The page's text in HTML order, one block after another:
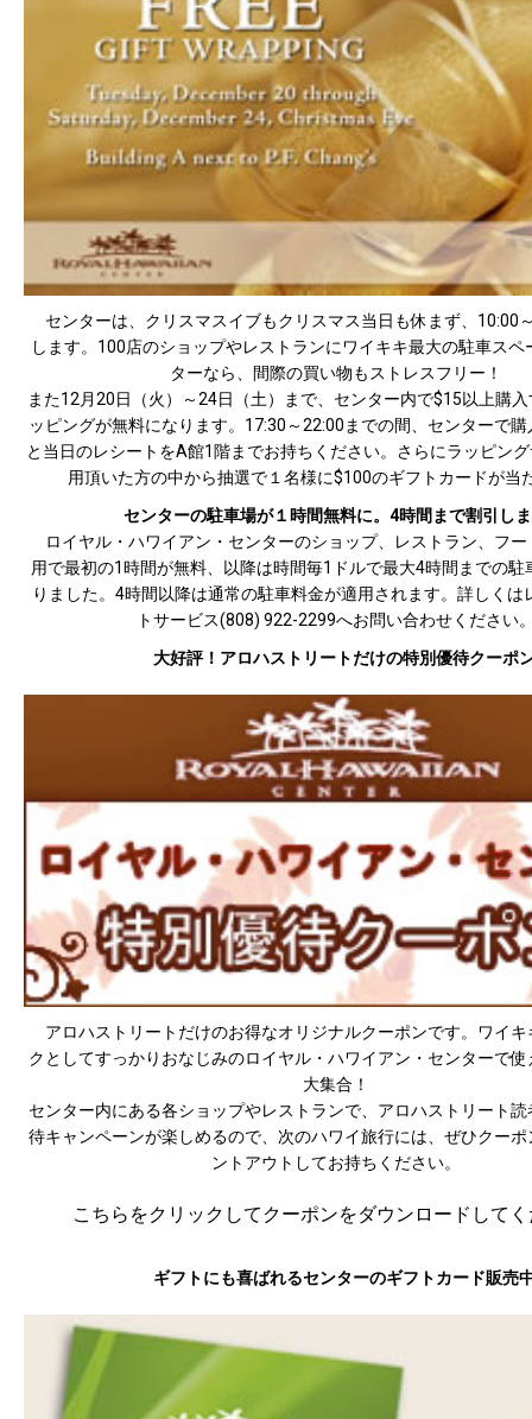
センターは、クリスマスイブもクリスマス当日も休まず、10:00
します。100店のショップやレストランにワイキキ最大の駐車スペ
ターなら、間際の買い物もストレスフリー！
また12月20日（火）～24日（土）まで、センター内で$15以上購
ッピングが無料になります。17:30～22:00までの間、センターで
と当日のレシートをA館1階までお持ちください。さらにラッピン
用頂いた方の中から抽選で１名様に$100のギフトカードが当
センターの駐車場が１時間無料に。4時間まで割引し
ロイヤル・ハワイアン・センターのショップ、レストラン、フー
用で最初の1時間が無料、以降は時間毎1ドルで最大4時間までの駐
りました。4時間以降は通常の駐車料金が適用されます。詳しくは
トサービス(808) 922-2299へお問い合わせください
大好評！アロハストリートだけの特別優待クーポ
アロハストリートだけのお得なオリジナルクーポンです。ワイキ
クとしてすっかりおなじみのロイヤル・ハワイアン・センターで
大集合！
センター内にある各ショップやレストランで、アロハストリート
待キャンペーンが楽しめるので、次のハワイ旅行には、ぜひクー
ントアウトしてお持ちください。
こちらをクリックしてクーポンをダウンロードして
ギフトにも喜ばれるセンターのギフトカード販売